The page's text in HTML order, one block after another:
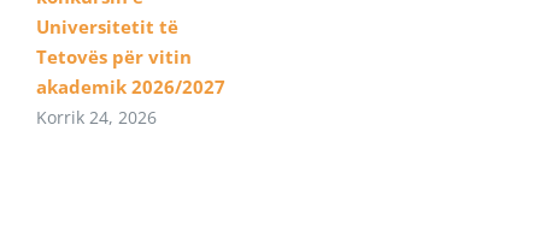
Universitetit të
Tetovës për vitin
akademik 2026/2027
Korrik 24, 2026